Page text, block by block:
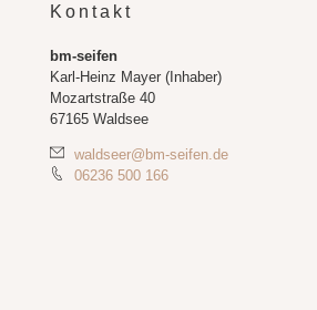
Kontakt
bm-seifen
Karl-Heinz Mayer (Inhaber)
Mozartstraße 40
67165 Waldsee
waldseer@bm-seifen.de
06236 500 166